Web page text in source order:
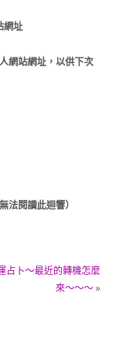
網址
網站網址，以供下次
法閱讀此迴響）
占卜～最近的轉機怎麼
來～～～»